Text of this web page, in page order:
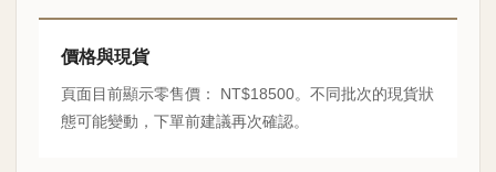
價格與現貨
頁面目前顯示零售價： NT$18500。不同批次的現貨狀
態可能變動，下單前建議再次確認。